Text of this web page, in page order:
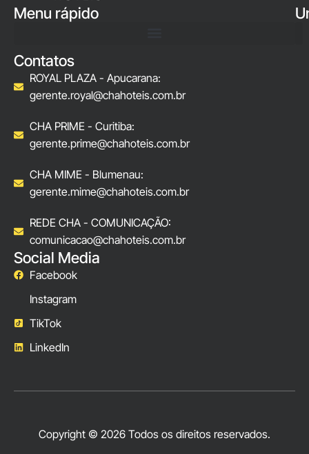
Menu rápido
Contatos
ROYAL PLAZA - Apucarana:
gerente.royal@chahoteis.com.br
CHA PRIME - Curitiba:
gerente.prime@chahoteis.com.br
CHA MIME - Blumenau:
gerente.mime@chahoteis.com.br
REDE CHA - COMUNICAÇÃO:
comunicacao@chahoteis.com.br
Social Media
Facebook
Instagram
TikTok
LinkedIn
Copyright © 2026 Todos os direitos reservados.